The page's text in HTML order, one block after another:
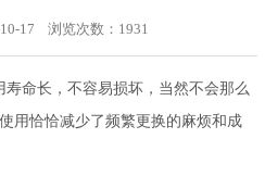
17 浏览次数： 1931
命长，不容易损坏，当然不会那么
用恰恰减少了频繁更换的麻烦和成